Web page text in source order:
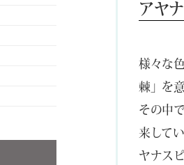
アヤ
様々な
棘」を
その中
来して
ヤナス